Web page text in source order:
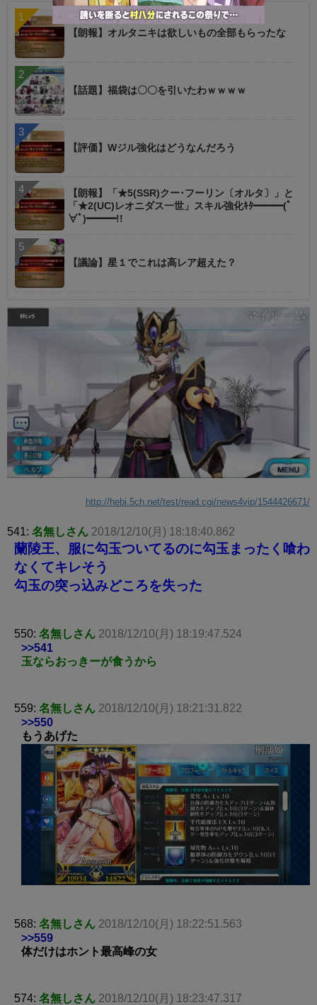
【朗報】オルタニキは欲しいもの全部もらったな
【話題】福袋は〇〇を引いたわｗｗｗｗ
【評価】Wジル強化はどうなんだろう
【朗報】「★5(SSR)クー･フーリン〔オルタ〕」と
「★2(UC)レオニダス一世」スキル強化ｷﾀ━━━(ﾟ
∀ﾟ)━━━!!
【議論】星１でこれは高レア超えた？
http://hebi.5ch.net/test/read.cgi/news4vip/1544426671/
541: 名無しさん 2018/12/10(月) 18:18:40.862
蘭陵王、服に勾玉ついてるのに勾玉まったく喰わ
なくてキレそう
勾玉の突っ込みどころを失った
550: 名無しさん 2018/12/10(月) 18:19:47.524
>>541
玉ならおっきーが食うから
559: 名無しさん 2018/12/10(月) 18:21:31.822
>>550
もうあげた
568: 名無しさん 2018/12/10(月) 18:22:51.563
>>559
体だけはホント最高峰の女
574: 名無しさん 2018/12/10(月) 18:23:47.317